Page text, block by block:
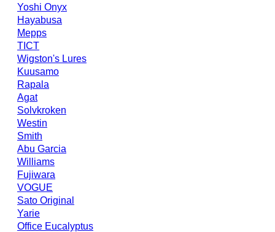
Yoshi Onyx
Hayabusa
Mepps
TICT
Wigston's Lures
Kuusamo
Rapala
Agat
Solvkroken
Westin
Smith
Abu Garcia
Williams
Fujiwara
VOGUE
Sato Original
Yarie
Office Eucalyptus